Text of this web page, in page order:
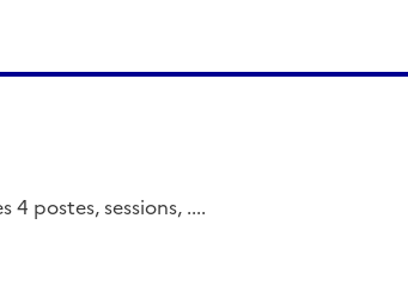
postes, sessions, ....